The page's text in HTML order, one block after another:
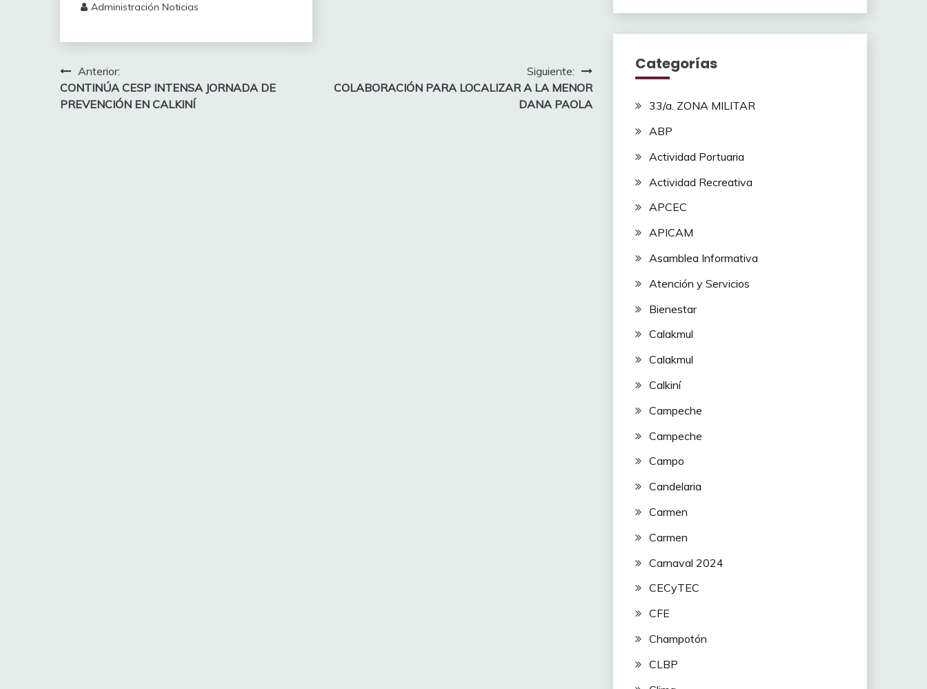
Administración Noticias
Navegación
de
Anterior:
CONTINÚA CESP INTENSA JORNADA DE
PREVENCIÓN EN CALKINÍ
Siguiente:
COLABORACIÓN PARA LOCALIZAR A LA MENOR
DANA PAOLA
Categorías
33/a. ZONA MILITAR
ABP
Actividad Portuaria
Actividad Recreativa
APCEC
APICAM
Asamblea Informativa
Atención y Servicios
Bienestar
Calakmul
Calakmul
Calkiní
Campeche
Campeche
Campo
Candelaria
Carmen
Carmen
Carnaval 2024
CECyTEC
CFE
Champotón
CLBP